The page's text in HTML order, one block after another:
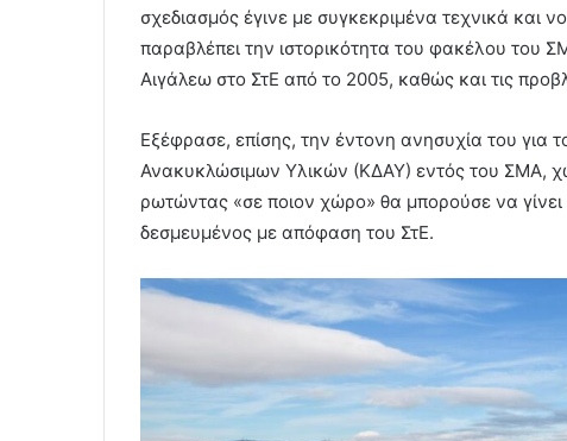
σχεδιασμός έγινε με συγκεκριμένα τεχνικά και
παραβλέπει την ιστορικότητα του φακέλου του
Αιγάλεω στο ΣτΕ από το 2005, καθώς και τις
Εξέφρασε, επίσης, την έντονη ανησυχία του για
Ανακυκλώσιμων Υλικών (ΚΔΑΥ) εντός του ΣΜΑ,
ρωτώντας «σε ποιον χώρο» θα μπορούσε να
δεσμευμένος με απόφαση του ΣτΕ.